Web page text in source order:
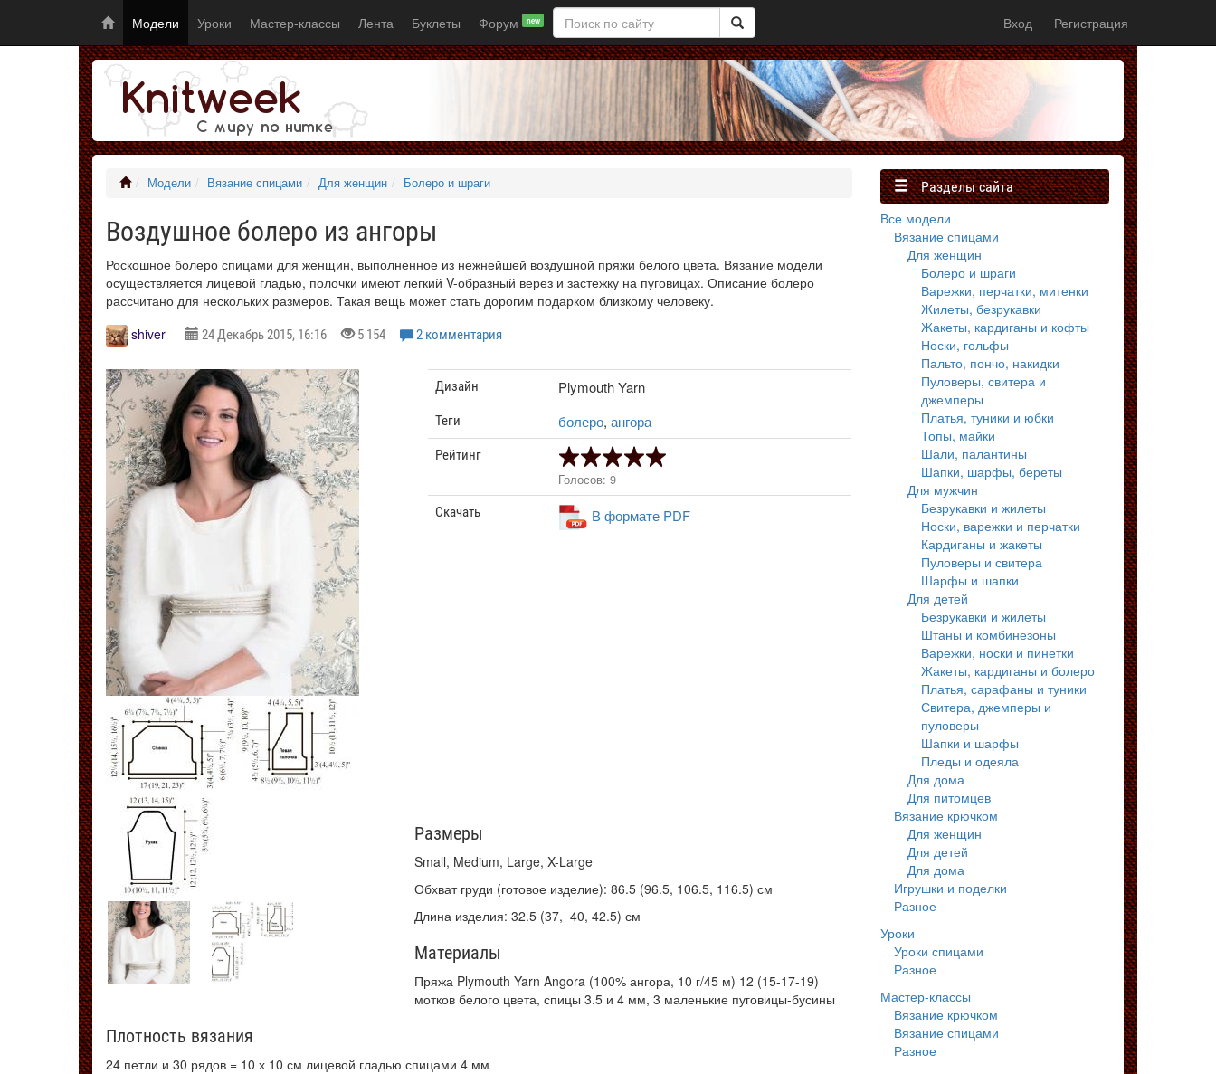
Вход Регистрация
Модели Уроки Мастер-классы Лента Буклеты Форум new
Модели Вязание спицами Для женщин Болеро и шраги
Воздушное болеро из ангоры
Роскошное болеро спицами для женщин, выполненное из нежнейшей воздушной пряжи белого цвета. Вязание модели
осуществляется лицевой гладью, полочки имеют легкий V-образный верез и застежку на пуговицах. Описание болеро
рассчитано для нескольких размеров. Такая вещь может стать дорогим подарком близкому человеку.
shiver
24 Декабрь 2015, 16:16 5 154 2 комментария
Дизайн Plymouth Yarn
Теги болеро,ангора
Рейтинг
Голосов: 9
Скачать В формате PDF
Размеры
Small, Medium, Large, X-Large
Обхват груди (готовое изделие): 86.5 (96.5, 106.5, 116.5) см
Длина изделия: 32.5 (37, 40, 42.5) см
Материалы
Пряжа Plymouth Yarn Angora (100% ангора, 10 г/45 м) 12 (15-17-19)
мотков белого цвета, спицы 3.5 и 4 мм, 3 маленькие пуговицы-бусины
Плотность вязания
24 петли и 30 рядов = 10 х 10 см лицевой гладью спицами 4 мм
Разделы сайта
Все модели
Вязание спицами
Для женщин
Болеро и шраги
Варежки, перчатки, митенки
Жилеты, безрукавки
Жакеты, кардиганы и кофты
Носки, гольфы
Пальто, пончо, накидки
Пуловеры, свитера и
джемперы
Платья, туники и юбки
Топы, майки
Шали, палантины
Шапки, шарфы, береты
Для мужчин
Безрукавки и жилеты
Носки, варежки и перчатки
Кардиганы и жакеты
Пуловеры и свитера
Шарфы и шапки
Для детей
Безрукавки и жилеты
Штаны и комбинезоны
Варежки, носки и пинетки
Жакеты, кардиганы и болеро
Платья, сарафаны и туники
Свитера, джемперы и
пуловеры
Шапки и шарфы
Пледы и одеяла
Для дома
Для питомцев
Вязание крючком
Для женщин
Для детей
Для дома
Игрушки и поделки
Разное
Уроки
Уроки спицами
Разное
Мастер-классы
Вязание крючком
Вязание спицами
Разное